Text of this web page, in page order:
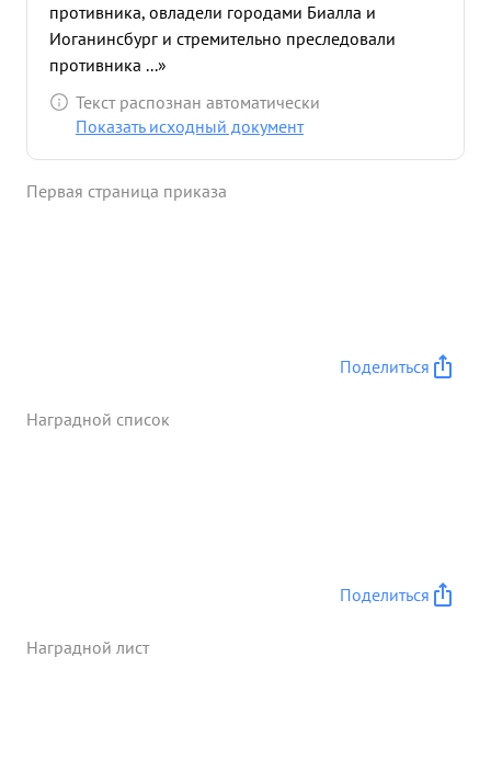
противника, овладели городами Биалла и
Иоганинсбург и стремительно преследовали
противника ...»
Текст распознан автоматически
Показать исходный документ
Первая страница приказа
Поделиться
Наградной список
Поделиться
Наградной лист